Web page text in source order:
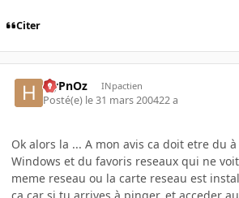
Citer
HyPnOz INpactien
Posté(e) le 31 mars 200422 a
Ok alors la ... A mon avis ca doit etre du
Windows et du favoris reseaux qui ne
meme reseau ou la carte reseau est